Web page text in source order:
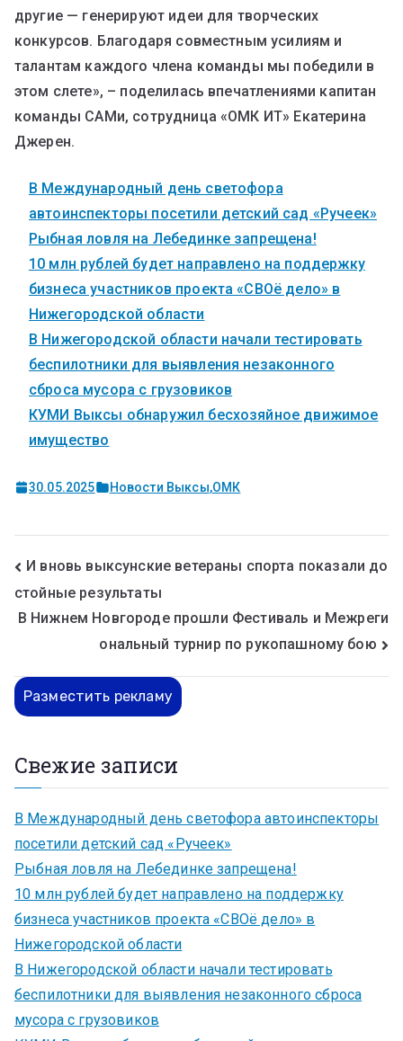
другие — генерируют идеи для творческих
конкурсов. Благодаря совместным усилиям и
талантам каждого члена команды мы победили в
этом слете», – поделилась впечатлениями капитан
команды САМи, сотрудница «ОМК ИТ» Екатерина
Джерен.
В Международный день светофора
автоинспекторы посетили детский сад «Ручеек»
Рыбная ловля на Лебединке запрещена!
10 млн рублей будет направлено на поддержку
бизнеса участников проекта «СВОё дело» в
Нижегородской области
В Нижегородской области начали тестировать
беспилотники для выявления незаконного
сброса мусора с грузовиков
КУМИ Выксы обнаружил бесхозяйное движимое
имущество
30.05.2025 Новости Выксы,ОМК
И вновь выксунские ветераны спорта показали до
стойные результаты
В Нижнем Новгороде прошли Фестиваль и Межреги
ональный турнир по рукопашному бою
Разместить рекламу
Свежие записи
В Международный день светофора автоинспекторы
посетили детский сад «Ручеек»
Рыбная ловля на Лебединке запрещена!
10 млн рублей будет направлено на поддержку
бизнеса участников проекта «СВОё дело» в
Нижегородской области
В Нижегородской области начали тестировать
беспилотники для выявления незаконного сброса
мусора с грузовиков